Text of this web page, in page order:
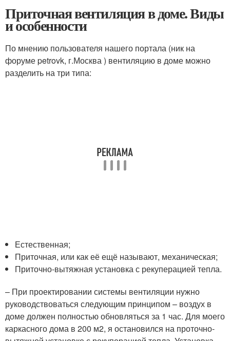
Приточная вентиляция в доме. Виды
и особенности
По мнению пользователя нашего портала (ник на
форуме petrovk, г.Москва ) вентиляцию в доме можно
разделить на три типа:
Естественная;
Приточная, или как её ещё называют, механическая;
Приточно-вытяжная установка с рекуперацией тепла.
– При проектировании системы вентиляции нужно
руководствоваться следующим принципом – воздух в
доме должен полностью обновляться за 1 час. Для моего
каркасного дома в 200 м2, я остановился на проточно-